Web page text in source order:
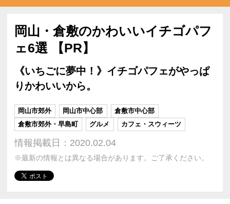
岡山・倉敷のかわいいイチゴパフ
ェ6選 【PR】
《いちごに夢中！》イチゴパフェがやっぱ
りかわいいから。
岡山市郊外 岡山市中心部
倉敷市中心部
倉敷市郊外・早島町
グルメ カフェ・スウィーツ
情報掲載日：2020.02.04
※最新の情報とは異なる場合があります。ご了承ください。